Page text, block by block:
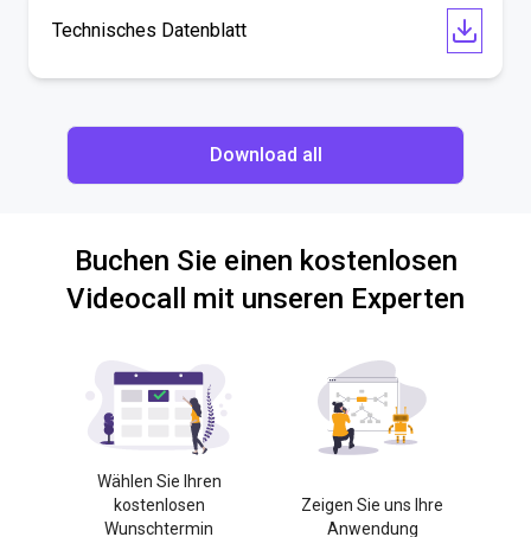
Technisches Datenblatt
Download all
Buchen Sie einen kostenlosen
Videocall mit unseren Experten
Wählen Sie Ihren
kostenlosen
Wunschtermin
Zeigen Sie uns Ihre
Anwendung